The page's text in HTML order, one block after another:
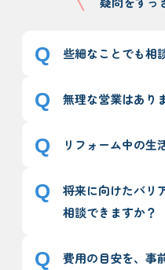
些細なことでも相
無理な営業はあり
リフォーム中の生
将来に向けたバリ
相談できますか？
費用の目安を、事